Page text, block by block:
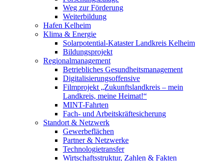
Weg zur Förderung
Weiterbildung
Hafen Kelheim
Klima & Energie
Solarpotential-Kataster Landkreis Kelheim
Bildungsprojekt
Regionalmanagement
Betriebliches Gesundheitsmanagement
Digitalisierungsoffensive
Filmprojekt „Zukunftslandkreis – mein
Landkreis, meine Heimat!“
MINT-Fahrten
Fach- und Arbeitskräftesicherung
Standort & Netzwerk
Gewerbeflächen
Partner & Netzwerke
Technologietransfer
Wirtschaftsstruktur, Zahlen & Fakten